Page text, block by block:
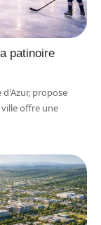
patinoire
propose
ville offre une